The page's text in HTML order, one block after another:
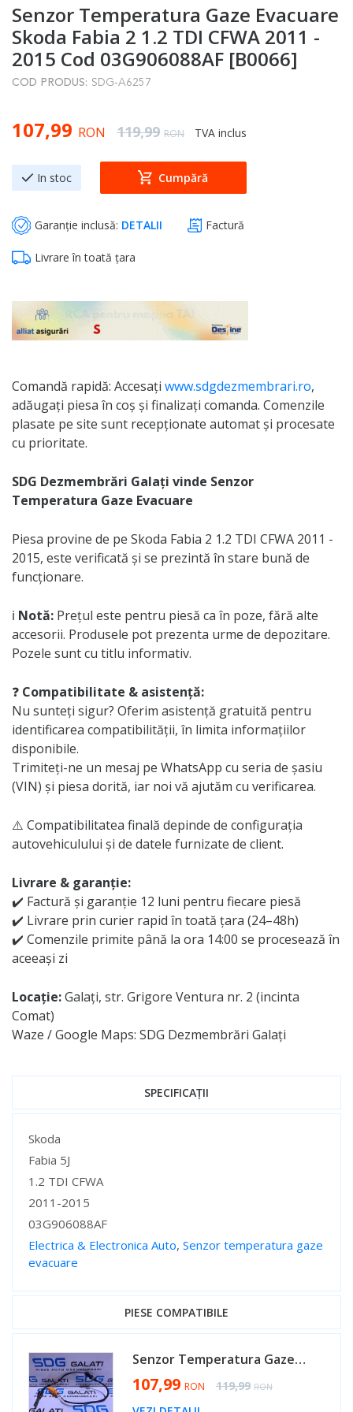
to
the
beginning
of
the
gallery
Senzor Temperatura Gaze Evacuare
Skoda Fabia 2 1.2 TDI CFWA 2011 -
2015 Cod 03G906088AF [B0066]
COD PRODUS: SDG-A6257
Special Price
107,99 RON Regular Price
119,99 RON TVA inclus
In stoc Cumpără
Garanție inclusă: DETALII Factură
Livrare în toată țara
Comandă rapidă: Accesați www.sdgdezmembrari.ro,
adăugați piesa în coș și finalizați comanda. Comenzile
plasate pe site sunt recepționate automat și procesate
cu prioritate.
SDG Dezmembrări Galați vinde Senzor
Temperatura Gaze Evacuare
Piesa provine de pe Skoda Fabia 2 1.2 TDI CFWA 2011 -
2015, este verificată și se prezintă în stare bună de
funcționare.
ℹ️ Notă: Prețul este pentru piesă ca în poze, fără alte
accesorii. Produsele pot prezenta urme de depozitare.
Pozele sunt cu titlu informativ.
❓ Compatibilitate & asistență:
Nu sunteți sigur? Oferim asistență gratuită pentru
identificarea compatibilității, în limita informațiilor
disponibile.
Trimiteți-ne un mesaj pe WhatsApp cu seria de șasiu
(VIN) și piesa dorită, iar noi vă ajutăm cu verificarea.
⚠️ Compatibilitatea finală depinde de configurația
autovehiculului și de datele furnizate de client.
Livrare & garanție:
✔️ Factură și garanție 12 luni pentru fiecare piesă
✔️ Livrare prin curier rapid în toată țara (24–48h)
✔️ Comenzile primite până la ora 14:00 se procesează în
aceeași zi
Locație:Galați, str. Grigore Ventura nr. 2 (incinta
Comat)
Waze / Google Maps: SDG Dezmembrări Galați
SPECIFICAȚII
Specificații
Skoda
Fabia 5J
1.2 TDI CFWA
2011-2015
03G906088AF
Electrica & Electronica Auto, Senzor temperatura gaze
evacuare
PIESE COMPATIBILE
Senzor Temperatura Gaze Evacuare VW Polo 6R 1.6 TDI CAYA CAYB CAYC 2010 - 2014 Cod 03G906088AF [B0066]
Special Price
107,99 RON Regular Price
119,99 RON